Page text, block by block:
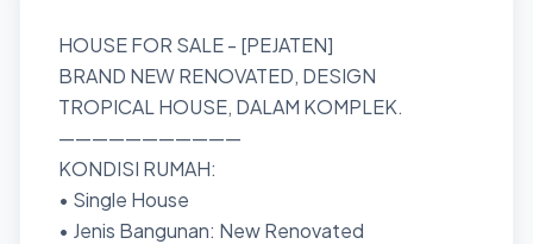
HOUSE FOR SALE - [PEJATEN]
BRAND NEW RENOVATED, DESIGN
TROPICAL HOUSE, DALAM KOMPLEK.
———————————
KONDISI RUMAH:
• Single House
• Jenis Bangunan: New Renovated